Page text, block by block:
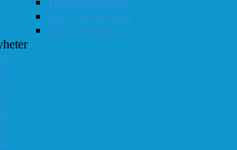
KM i hurtigsjakk
KM i lynsjakk